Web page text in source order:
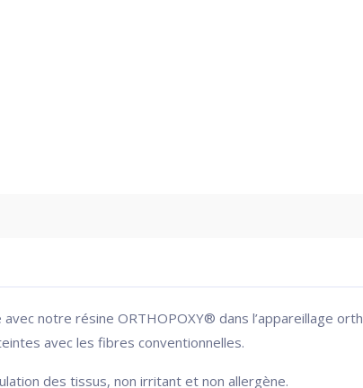
notre résine ORTHOPOXY® dans l’appareillage
avec les fibres conventionnelles.
des tissus, non irritant et non allergène.